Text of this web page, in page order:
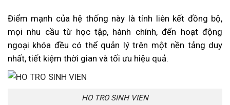
Điểm mạnh của hệ thống này là tính liên kết đồng bộ,
mọi nhu cầu từ học tập, hành chính, đến hoạt động
ngoại khóa đều có thể quản lý trên một nền tảng duy
nhất, tiết kiệm thời gian và tối ưu hiệu quả.
HO TRO SINH VIEN